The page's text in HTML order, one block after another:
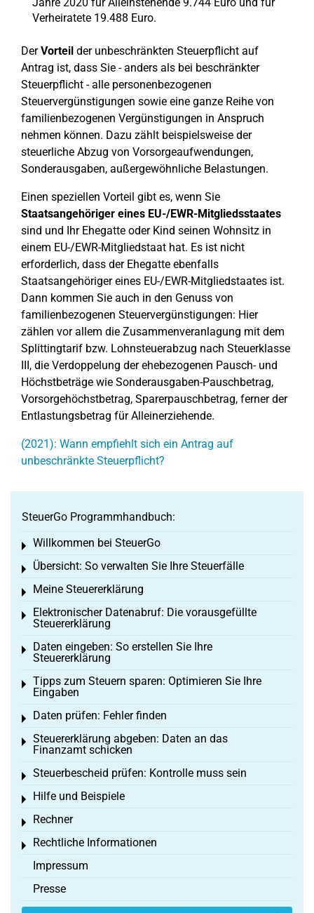
Verheiratete 19.488 Euro.
DerVorteil der unbeschränkten Steuerpflicht auf
Antrag ist, dass Sie - anders als bei beschränkter
Steuerpflicht - alle personenbezogenen
Steuervergünstigungen sowie eine ganze Reihe von
familienbezogenen Vergünstigungen in Anspruch
nehmen können. Dazu zählt beispielsweise der
steuerliche Abzug von Vorsorgeaufwendungen,
Sonderausgaben, außergewöhnliche Belastungen.
Einen speziellen Vorteil gibt es, wenn Sie
Staatsangehöriger eines EU-/EWR-Mitgliedsstaates
sind und Ihr Ehegatte oder Kind seinen Wohnsitz in
einem EU-/EWR-Mitgliedstaat hat. Es ist nicht
erforderlich, dass der Ehegatte ebenfalls
Staatsangehöriger eines EU-/EWR-Mitgliedstaates ist.
Dann kommen Sie auch in den Genuss von
familienbezogenen Steuervergünstigungen: Hier
zählen vor allem die Zusammenveranlagung mit dem
Splittingtarif bzw. Lohnsteuerabzug nach Steuerklasse
III, die Verdoppelung der ehebezogenen Pausch- und
Höchstbeträge wie Sonderausgaben-Pauschbetrag,
Vorsorgehöchstbetrag, Sparerpauschbetrag, ferner der
Entlastungsbetrag für Alleinerziehende.
(2021): Wann empfiehlt sich ein Antrag auf
unbeschränkte Steuerpflicht?
SteuerGo Programmhandbuch:
Willkommen bei SteuerGo
Toggle menu
Übersicht: So verwalten Sie Ihre Steuerfälle
Toggle menu
Meine Steuererklärung
Toggle menu
Elektronischer Datenabruf: Die vorausgefüllte
Steuererklärung
Toggle menu
Daten eingeben: So erstellen Sie Ihre
Steuererklärung
Toggle menu
Tipps zum Steuern sparen: Optimieren Sie Ihre
Eingaben
Toggle menu
Daten prüfen: Fehler finden
Toggle menu
Steuererklärung abgeben: Daten an das
Finanzamt schicken
Toggle menu
Steuerbescheid prüfen: Kontrolle muss sein
Toggle menu
Hilfe und Beispiele
Toggle menu
Rechner
Toggle menu
Rechtliche Informationen
Toggle menu
Impressum
Presse